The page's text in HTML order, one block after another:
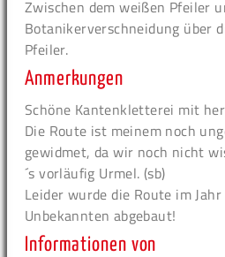
Zwischen dem weißen Pfeiler
Botanikerverschneidung über
Pfeiler.
Anmerkungen
Schöne Kantenkletterei mit
Die Route ist meinem noch
gewidmet, da wir noch nicht
´s vorläufig Urmel. (sb)
Leider wurde die Route im
Unbekannten abgebaut!
Informationen von